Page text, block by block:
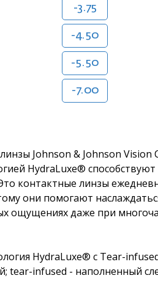
-3.75
-4.50
-5.50
-7.00
Johnson & Johnson Vision
HydraLuxe® способствуют
контактные линзы
они помогают
ощущениях даже при
HydraLuxe® с Tear-
tear-infused - наполненный